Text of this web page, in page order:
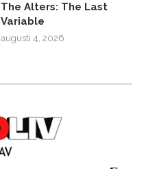
The Alters: The Last
Variable
augusti 4, 2026